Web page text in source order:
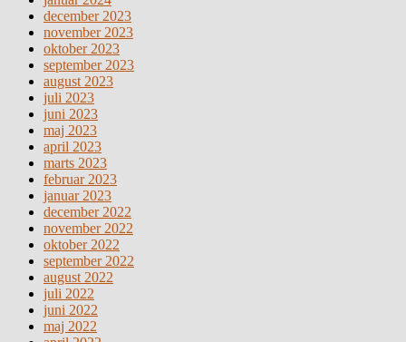
december 2023
november 2023
oktober 2023
september 2023
august 2023
juli 2023
juni 2023
maj 2023
april 2023
marts 2023
februar 2023
januar 2023
december 2022
november 2022
oktober 2022
september 2022
august 2022
juli 2022
juni 2022
maj 2022